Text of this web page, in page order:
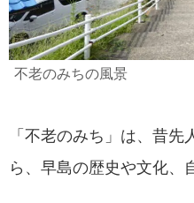
不老のみちの風景
「不老のみち」は、昔
ら、早島の歴史や文化、